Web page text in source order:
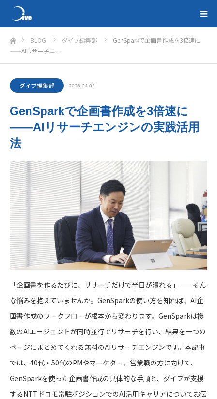
ホームBLOG ダイブ編集部
GenSparkで企画書作成を3倍速に
——AIリサーチエ…
ダイブ編集部 2026.04.03
GenSparkで企画書作成を3倍速に
——AIリサーチエンジンの実践活用
法
「企画書を作るたびに、リサーチだけで半日が潰れる」——そん
な悩みを抱えていませんか。GenSparkの使い方を知れば、AI企
画書作成のワークフローが根本から変わります。GenSparkは複
数のAIエージェントが同時並行でリサーチを行い、結果を一つの
ページにまとめてくれる無料のAIリサーチエンジンです。本記事
では、40代・50代のPMやマーケター、営業職の方に向けて、
GenSparkを使った企画書作成の具体的な手順と、ダイブが支援
するNTTドコモ常駐ポジションでのAI活用キャリアについてお伝